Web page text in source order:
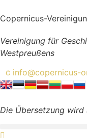
Inhalt
Copernicus-
Vereinigung für
Westpreußens
info@copernicus-
Die Übersetzung